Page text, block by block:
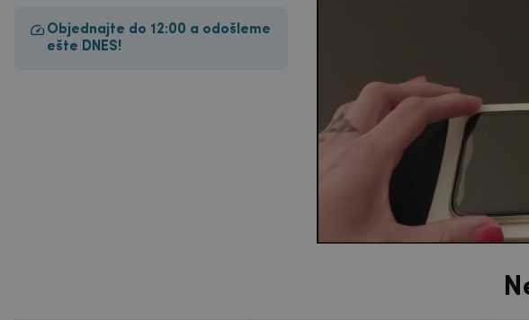
Objednajte do 12:00 a odošleme
ešte DNES!